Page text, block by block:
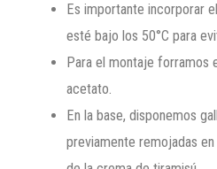
Es importante incorporar
esté bajo los 50°C para
Para el montaje forramos
acetato.
En la base, disponemos
previamente remojadas